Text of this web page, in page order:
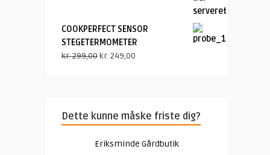
kr. 149,00.kr. 59,00.
COOKPERFECT SENSOR
STEGETERMOMETER
kr.299,00Den
kr. 299,00.
kr. 249,00
Dette kunne måske friste dig?
Eriksminde Gårdbutik